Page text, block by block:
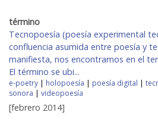
término
Tecnopoesía (poesía experimental
confluencia asumida entre poesía y
manifiesta, nos encontramos en el
El término se ubi...
e-poetry | holopoesía | poesía digital |
sonora | videopoesía
[febrero 2014]